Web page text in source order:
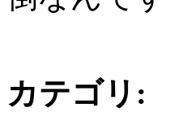
カテゴリ :